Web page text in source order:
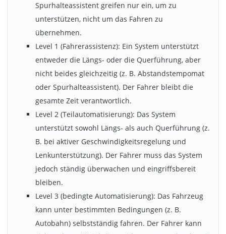
Spurhalteassistent greifen nur ein, um zu
unterstützen, nicht um das Fahren zu
übernehmen.
Level 1 (Fahrerassistenz): Ein System unterstützt
entweder die Längs- oder die Querführung, aber
nicht beides gleichzeitig (z. B. Abstandstempomat
oder Spurhalteassistent). Der Fahrer bleibt die
gesamte Zeit verantwortlich.
Level 2 (Teilautomatisierung): Das System
unterstützt sowohl Längs- als auch Querführung (z.
B. bei aktiver Geschwindigkeitsregelung und
Lenkunterstützung). Der Fahrer muss das System
jedoch ständig überwachen und eingriffsbereit
bleiben.
Level 3 (bedingte Automatisierung): Das Fahrzeug
kann unter bestimmten Bedingungen (z. B.
Autobahn) selbstständig fahren. Der Fahrer kann